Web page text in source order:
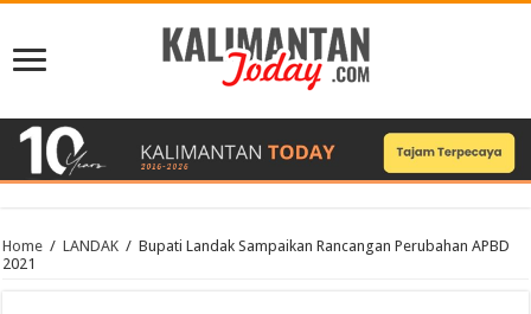
Home / LANDAK / Bupati Landak Sampaikan Rancangan Perubahan APBD
2021